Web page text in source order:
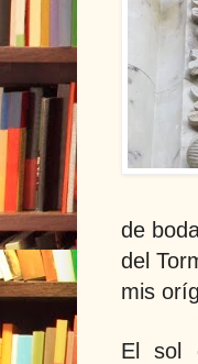
de
del
mis
El sol